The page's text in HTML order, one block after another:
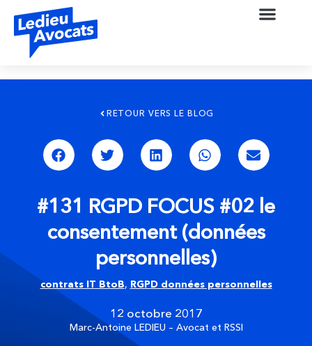
RETOUR VERS LE BLOG
#131 RGPD FOCUS #02 le
consentement (données
personnelles)
12 octobre 2017
Marc-Antoine LEDIEU – Avocat et RSSI
contrats IT BtoB, RGPD données personnelles